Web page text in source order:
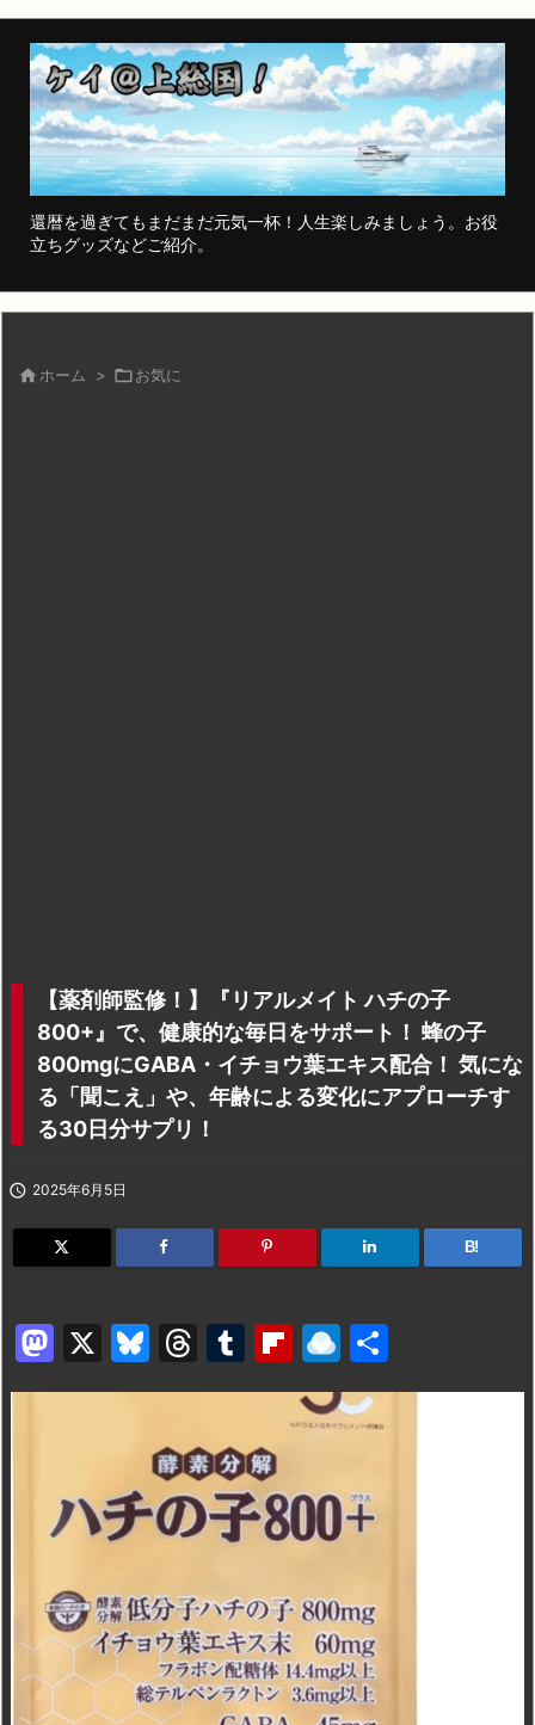
還暦を過ぎてもまだまだ元気一杯！人生楽しみましょう。お役
立ちグッズなどご紹介。
 ホーム > お気に
【薬剤師監修！】『リアルメイト ハチの子
800+』で、健康的な毎日をサポート！ 蜂の子
800mgにGABA・イチョウ葉エキス配合！ 気にな
る「聞こえ」や、年齢による変化にアプローチす
る30日分サプリ！
 2025年6月5日
B!
M
a
d
o
X
Bl
u
s
k
y
T
hr
a
d
s
T
u
bl
r
Fl
ip
b
ar
d
R
ai
n
o
p.
有